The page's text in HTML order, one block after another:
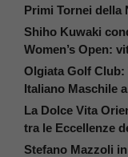
Primi Tornei della
Shiho Kuwaki
Women’s Open:
Olgiata Golf
Italiano Maschile
La Dolce Vita
tra le Eccellenze
Stefano Mazzoli